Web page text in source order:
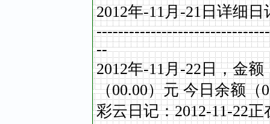
2012年-11月-21日详细日
--
2012年-11月-22日，金额
（00.00）元 今日余额（
彩云日记：2012-11-22正